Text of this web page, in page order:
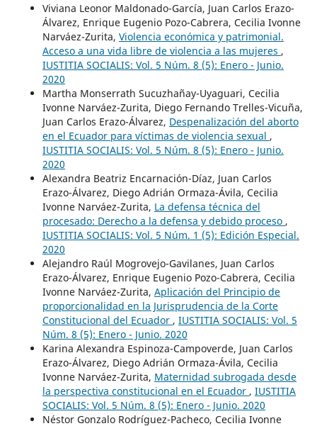
Viviana Leonor Maldonado-García, Juan Carlos Erazo-
Álvarez, Enrique Eugenio Pozo-Cabrera, Cecilia Ivonne
Narváez-Zurita, Violencia económica y patrimonial.
Acceso a una vida libre de violencia a las mujeres ,
IUSTITIA SOCIALIS: Vol. 5 Núm. 8 (5): Enero - Junio.
2020
Martha Monserrath Sucuzhañay-Uyaguari, Cecilia
Ivonne Narváez-Zurita, Diego Fernando Trelles-Vicuña,
Juan Carlos Erazo-Álvarez, Despenalización del aborto
en el Ecuador para víctimas de violencia sexual ,
IUSTITIA SOCIALIS: Vol. 5 Núm. 8 (5): Enero - Junio.
2020
Alexandra Beatriz Encarnación-Díaz, Juan Carlos
Erazo-Álvarez, Diego Adrián Ormaza-Ávila, Cecilia
Ivonne Narváez-Zurita, La defensa técnica del
procesado: Derecho a la defensa y debido proceso ,
IUSTITIA SOCIALIS: Vol. 5 Núm. 1 (5): Edición Especial.
2020
Alejandro Raúl Mogrovejo-Gavilanes, Juan Carlos
Erazo-Álvarez, Enrique Eugenio Pozo-Cabrera, Cecilia
Ivonne Narváez-Zurita, Aplicación del Principio de
proporcionalidad en la Jurisprudencia de la Corte
Constitucional del Ecuador , IUSTITIA SOCIALIS: Vol. 5
Núm. 8 (5): Enero - Junio. 2020
Karina Alexandra Espinoza-Campoverde, Juan Carlos
Erazo-Álvarez, Diego Adrián Ormaza-Ávila, Cecilia
Ivonne Narváez-Zurita, Maternidad subrogada desde
la perspectiva constitucional en el Ecuador , IUSTITIA
SOCIALIS: Vol. 5 Núm. 8 (5): Enero - Junio. 2020
Néstor Gonzalo Rodríguez-Pacheco, Cecilia Ivonne